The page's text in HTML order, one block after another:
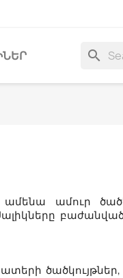
search
ամուր
բաժանված
ծածկույթներ,